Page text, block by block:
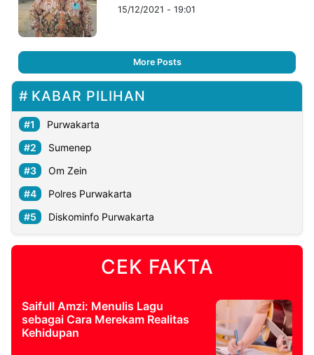
15/12/2021 - 19:01
More Posts
KABAR PILIHAN
Purwakarta
Sumenep
Om Zein
Polres Purwakarta
Diskominfo Purwakarta
CEK FAKTA
Saifull Amzi: Menulis Lagu
sebagai Cara Merekam Realitas
Kehidupan